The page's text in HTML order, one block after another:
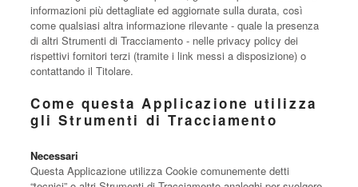
informazioni più dettagliate ed aggiornate sulla durata, così
come qualsiasi altra informazione rilevante - quale la presenza
di altri Strumenti di Tracciamento - nelle privacy policy dei
rispettivi fornitori terzi (tramite i link messi a disposizione) o
contattando il Titolare.
Come questa Applicazione utilizza
gli Strumenti di Tracciamento
Necessari
Questa Applicazione utilizza Cookie comunemente detti